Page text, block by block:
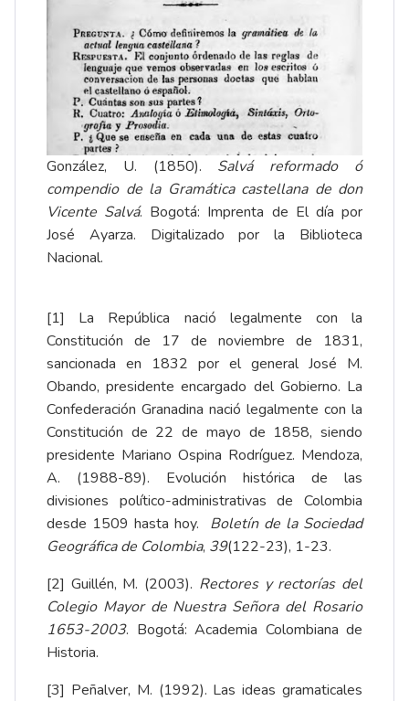
González, U. (1850). Salvá reformado ó
compendio de la Gramática castellana de don
Vicente Salvá. Bogotá: Imprenta de El día por
José Ayarza. Digitalizado por la Biblioteca
Nacional.
[1] La República nació legalmente con la
Constitución de 17 de noviembre de 1831,
sancionada en 1832 por el general José M.
Obando, presidente encargado del Gobierno. La
Confederación Granadina nació legalmente con la
Constitución de 22 de mayo de 1858, siendo
presidente Mariano Ospina Rodríguez. Mendoza,
A. (1988-89). Evolución histórica de las
divisiones político-administrativas de Colombia
desde 1509 hasta hoy. Boletín de la Sociedad
Geográfica de Colombia, 39(122-23), 1-23.
[2] Guillén, M. (2003). Rectores y rectorías del
Colegio Mayor de Nuestra Señora del Rosario
1653-2003. Bogotá: Academia Colombiana de
Historia.
[3] Peñalver, M. (1992). Las ideas gramaticales